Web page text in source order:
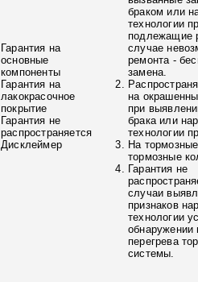
Гарантия на
основные
компоненты
Гарантия на
лакокрасочное
покрытие
Гарантия не
распространяется
Дисклеймер
браком или
технологии
подлежащие
случае
ремонта -
замена.
на
при
брака или
технологии
На
тормозные
Гарантия не
случаи
признаков
технологии
обнаружении
перегрева
системы.